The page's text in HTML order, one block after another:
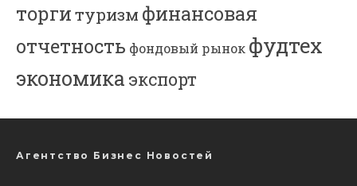
торгитуризм финансовая
отчетность фондовый рынок фудтех
экономика экспорт
Агентство Бизнес Новостей